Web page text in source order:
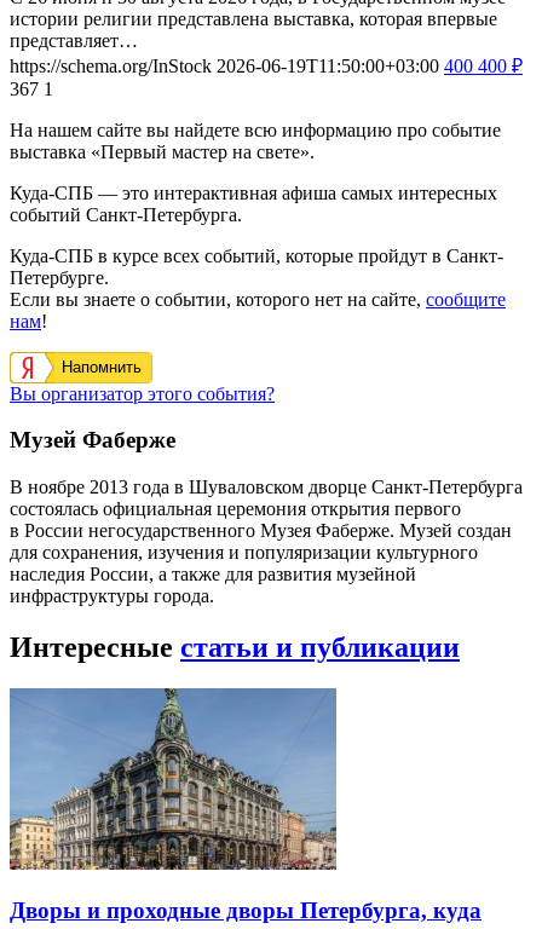
истории религии представлена выставка, которая впервые
представляет…
https://schema.org/InStock 2026-06-19T11:50:00+03:00 400 400 ₽
367 1
На нашем сайте вы найдете всю информацию про событие
выставка «Первый мастер на свете».
Куда-СПБ — это интерактивная афиша самых интересных
событий Санкт-Петербурга.
Куда-СПБ в курсе всех событий, которые пройдут в Санкт-
Петербурге.
Если вы знаете о событии, которого нет на сайте, сообщите
нам!
Напомнить
Вы организатор этого события?
Музей Фаберже
В ноябре 2013 года в Шуваловском дворце Санкт-Петербурга
состоялась официальная церемония открытия первого
в России негосударственного Музея Фаберже. Музей создан
для сохранения, изучения и популяризации культурного
наследия России, а также для развития музейной
инфраструктуры города.
Интересные статьи и публикации
Дворы и проходные дворы Петербурга, куда